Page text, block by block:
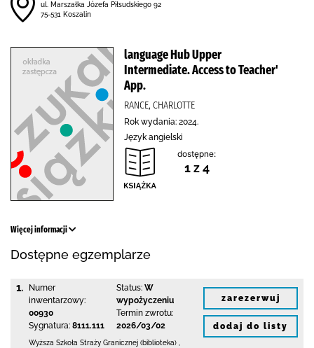
ul. Marszałka Józefa Piłsudskiego 92
75-531 Koszalin
language Hub Upper
Intermediate. Access to Teacher'
App.
RANCE, CHARLOTTE
Rok wydania: 2024.
Język angielski
dostępne:
1 z 4
Więcej informacji
Dostępne egzemplarze
1.
Numer
inwentarzowy:
00930
Sygnatura: 8111.111
Status: W
wypożyczeniu
Termin zwrotu:
2026/03/02
Wyższa Szkoła Straży Granicznej (biblioteka)
zarezerwuj
dodaj do listy